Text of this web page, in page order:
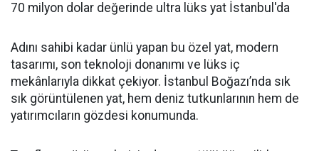
70 milyon dolar değerinde ultra lüks yat İstanbul'da
Adını sahibi kadar ünlü yapan bu özel yat, modern
tasarımı, son teknoloji donanımı ve lüks iç
mekânlarıyla dikkat çekiyor. İstanbul Boğazı’nda sık
sık görüntülenen yat, hem deniz tutkunlarının hem de
yatırımcıların gözdesi konumunda.